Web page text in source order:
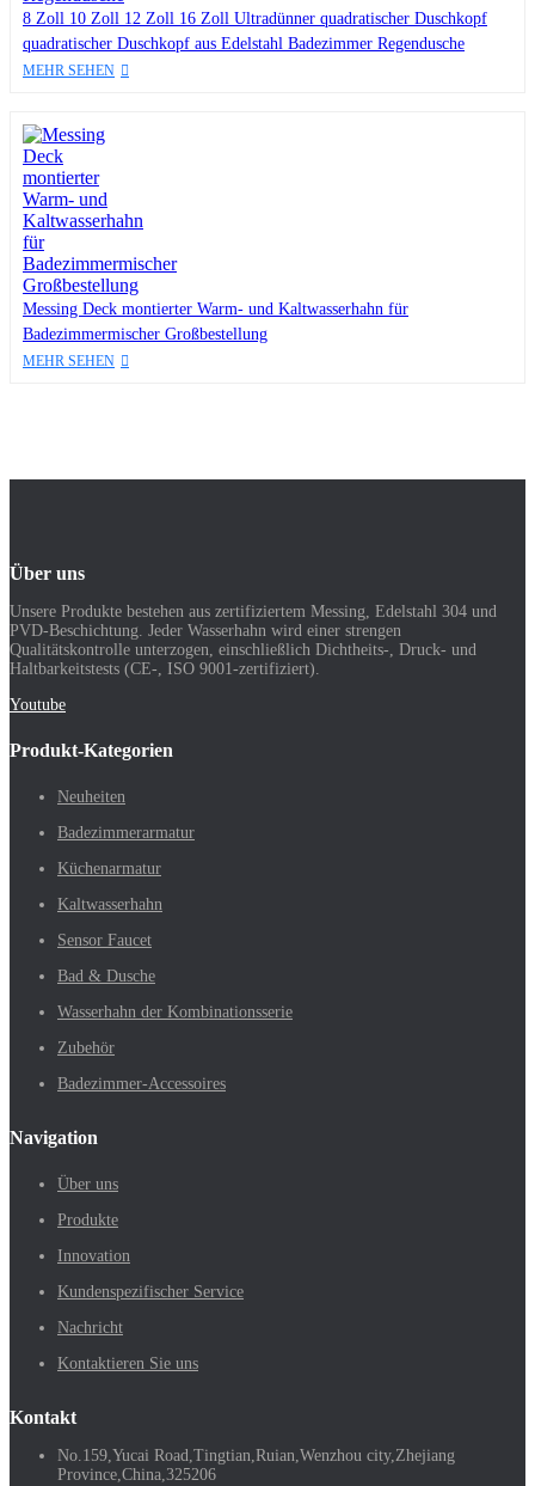
8 Zoll 10 Zoll 12 Zoll 16 Zoll Ultradünner quadratischer Duschkopf
quadratischer Duschkopf aus Edelstahl Badezimmer Regendusche
MEHR SEHEN
Messing Deck montierter Warm- und Kaltwasserhahn für
Badezimmermischer Großbestellung
MEHR SEHEN
Über uns
Unsere Produkte bestehen aus zertifiziertem Messing, Edelstahl 304 und
PVD-Beschichtung. Jeder Wasserhahn wird einer strengen
Qualitätskontrolle unterzogen, einschließlich Dichtheits-, Druck- und
Haltbarkeitstests (CE-, ISO 9001-zertifiziert).
Youtube
Produkt-Kategorien
Neuheiten
Badezimmerarmatur
Küchenarmatur
Kaltwasserhahn
Sensor Faucet
Bad & Dusche
Wasserhahn der Kombinationsserie
Zubehör
Badezimmer-Accessoires
Navigation
Über uns
Produkte
Innovation
Kundenspezifischer Service
Nachricht
Kontaktieren Sie uns
Kontakt
No.159,Yucai Road,Tingtian,Ruian,Wenzhou city,Zhejiang
Province,China,325206